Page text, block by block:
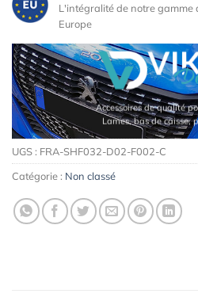
L'intégralité de notre gamme
Europe
Accessoires de qualité
Lames, bas de caisse,
UGS : FRA-SHF032-D02-F002-C
Catégorie : Non classé